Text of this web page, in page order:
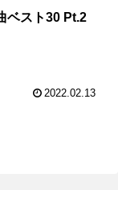
ベスト30 Pt.2
2022.02.13